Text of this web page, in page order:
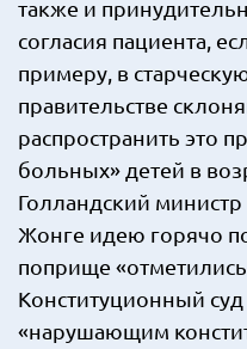
также и
согласия пациента,
примеру, в
правительстве
распространить это
больных» детей в
Голландский
Жонге идею горячо
поприще
Конституционный
«нарушающим